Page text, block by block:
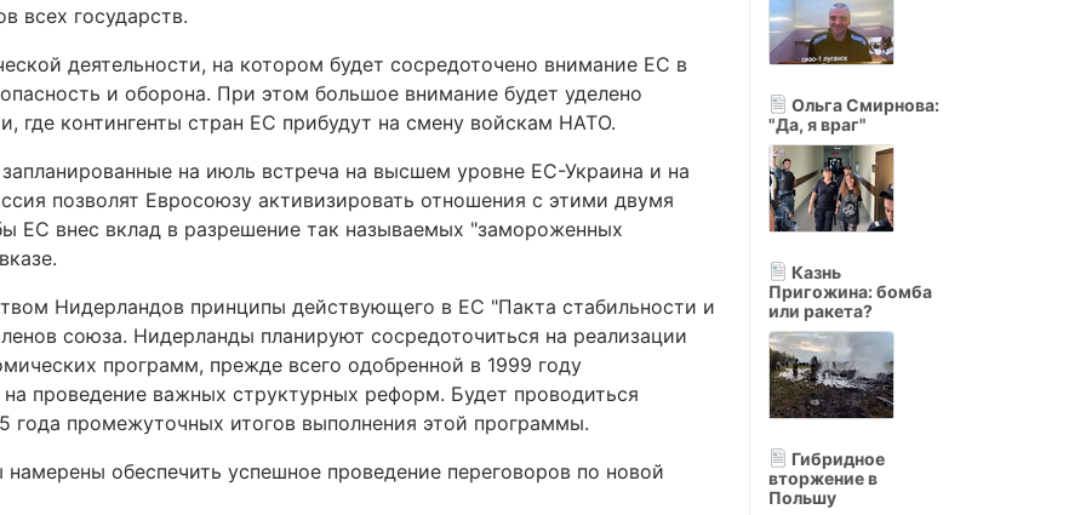
всех государств.
деятельности, на котором будет сосредоточено внимание ЕС в
и оборона. При этом большое внимание будет уделено
контингенты стран ЕС прибудут на смену войскам НАТО.
на июль встреча на высшем уровне ЕС-Украина и на
позволят Евросоюзу активизировать отношения с этими двумя
ЕС внес вклад в разрешение так называемых "замороженных
Нидерландов принципы действующего в ЕС "Пакта стабильности и
союза. Нидерланды планируют сосредоточиться на реализации
программ, прежде всего одобренной в 1999 году
проведение важных структурных реформ. Будет проводиться
года промежуточных итогов выполнения этой программы.
обеспечить успешное проведение переговоров по новой
Ольга Смирнова:
"Да, я враг"
Казнь
Пригожина: бомба
или ракета?
Гибридное
вторжение в
Польшу